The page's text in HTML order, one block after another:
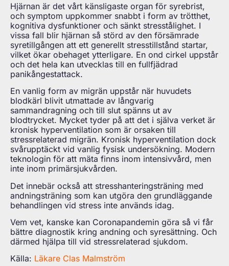
Hjärnan är det vårt känsligaste organ för syrebrist,
och symptom uppkommer snabbt i form av trötthet,
kognitiva dysfunktioner och sänkt stresstålighet. I
vissa fall blir hjärnan så störd av den försämrade
syretillgången att ett generellt stresstillstånd startar,
vilket ökar obehaget ytterligare. En ond cirkel uppstår
och det hela kan utvecklas till en fullfjädrad
panikångestattack.
En vanlig form av migrän uppstår när huvudets
blodkärl blivit utmattade av långvarig
sammandragning och till slut spänns ut av
blodtrycket. Mycket tyder på att det i själva verket är
kronisk hyperventilation som är orsaken till
stressrelaterad migrän. Kronisk hyperventilation dock
svårupptäckt vid vanlig fysisk undersökning. Modern
teknologin för att mäta finns inom intensivvård, men
inte inom primärsjukvården.
Det innebär också att stresshanteringsträning med
andningsträning som kan utgöra den grundläggande
behandlingen vid stress inte används idag.
Vem vet, kanske kan Coronapandemin göra så vi får
bättre diagnostik kring andning och syresättning. Och
därmed hjälpa till vid stressrelaterad sjukdom.
Källa: Läkare Clas Malmström